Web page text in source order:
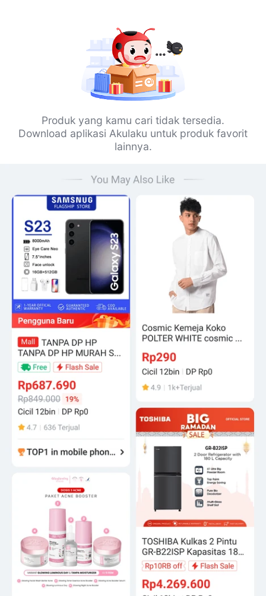
Produk yang kamu cari tidak tersedia.
Download aplikasi Akulaku untuk produk favorit
lainnya.